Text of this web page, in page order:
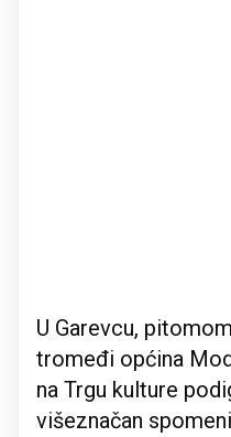
U Garevcu,
tromeđi općina
na Trgu kulture
višeznačan